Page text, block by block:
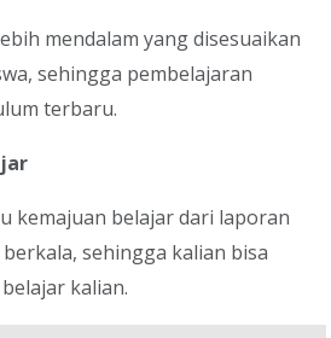
mendalam yang disesuaikan
sehingga pembelajaran
terbaru.
kemajuan belajar dari laporan
sehingga kalian bisa
kalian.